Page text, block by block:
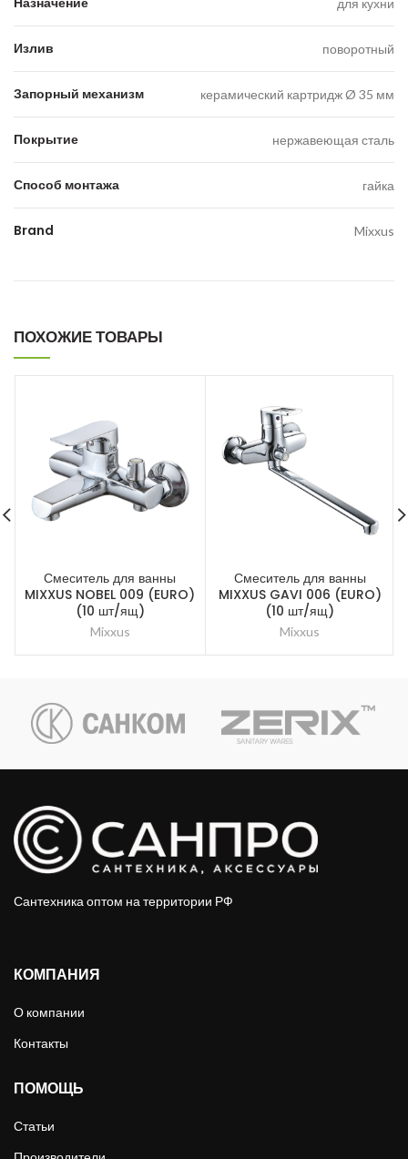
для кухни
Излив поворотный
Запорный механизм керамический картридж Ø 35 мм
Покрытие нержавеющая сталь
Способ монтажа гайка
Brand Mixxus
ПОХОЖИЕ ТОВАРЫ
Смеситель для ванны
MIXXUS NOBEL 009 (EURO)
(10 шт/ящ)
Mixxus
Смеситель для ванны
MIXXUS GAVI 006 (EURO)
(10 шт/ящ)
Mixxus
Сантехника оптом на территории РФ
КОМПАНИЯ
О компании
Контакты
ПОМОЩЬ
Статьи